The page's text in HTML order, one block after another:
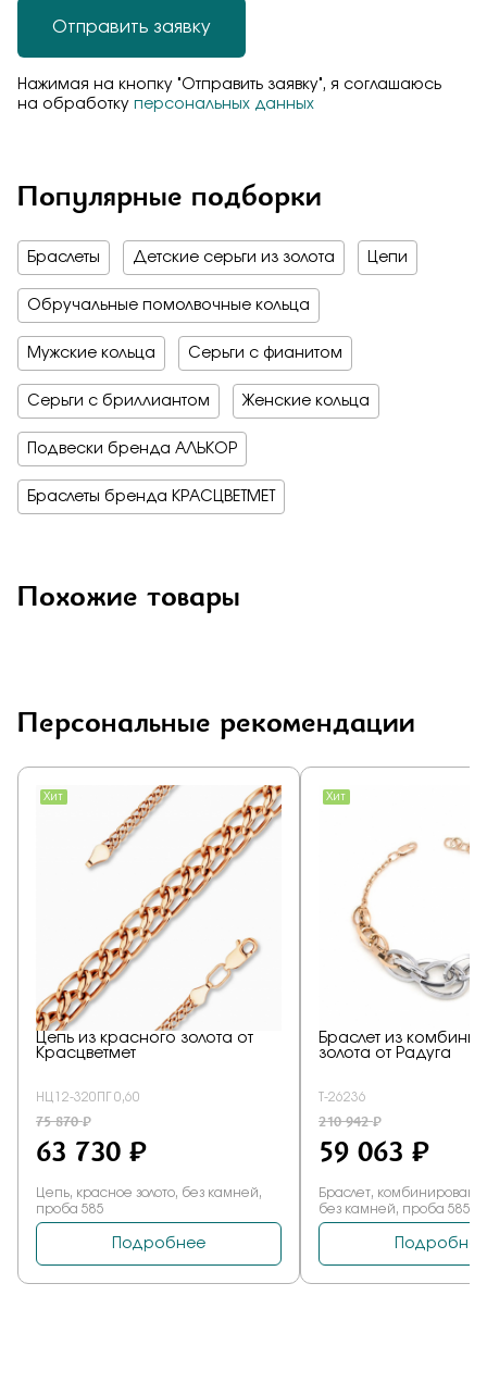
Отправить заявку
Нажимая на кнопку "Отправить заявку", я соглашаюсь
на обработку персональных данных
Популярные подборки
Браслеты Детские серьги из золота Цепи
Обручальные помолвочные кольца
Мужские кольца Серьги с фианитом
Серьги с бриллиантом Женские кольца
Подвески бренда АЛЬКОР
Браслеты бренда КРАСЦВЕТМЕТ
Похожие товары
Персональные рекомендации